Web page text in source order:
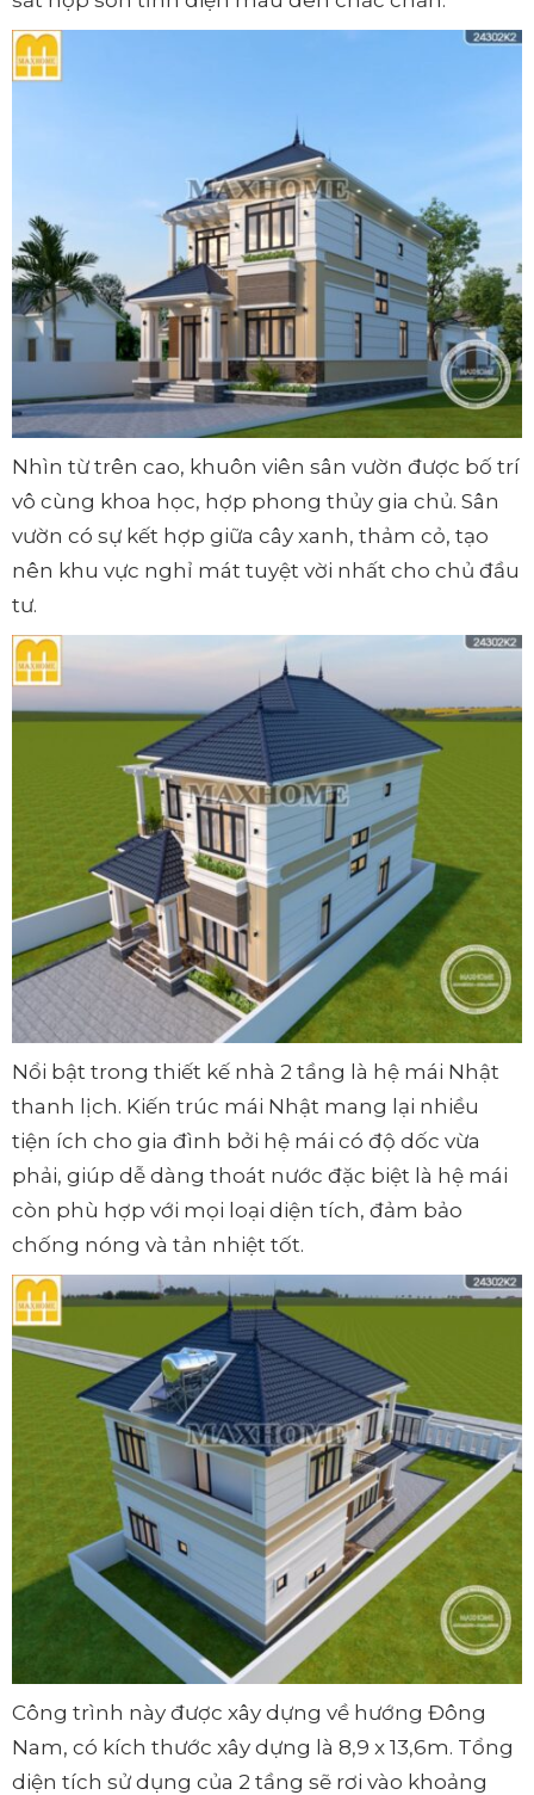
Nhìn từ trên cao, khuôn viên sân vườn được bố trí
vô cùng khoa học, hợp phong thủy gia chủ. Sân
vườn có sự kết hợp giữa cây xanh, thảm cỏ, tạo
nên khu vực nghỉ mát tuyệt vời nhất cho chủ đầu
tư.
Nổi bật trong thiết kế nhà 2 tầng là hệ mái Nhật
thanh lịch. Kiến trúc mái Nhật mang lại nhiều
tiện ích cho gia đình bởi hệ mái có độ dốc vừa
phải, giúp dễ dàng thoát nước đặc biệt là hệ mái
còn phù hợp với mọi loại diện tích, đảm bảo
chống nóng và tản nhiệt tốt.
Công trình này được xây dựng về hướng Đông
Nam, có kích thước xây dựng là 8,9 x 13,6m. Tổng
diện tích sử dụng của 2 tầng sẽ rơi vào khoảng